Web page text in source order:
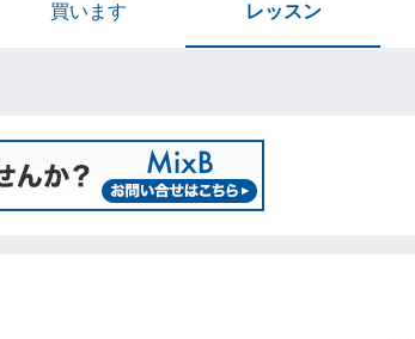
買います レッスン